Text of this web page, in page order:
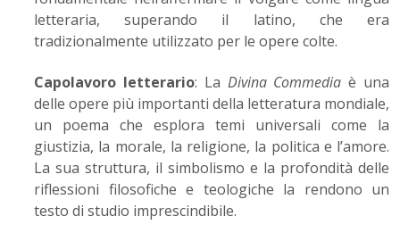
letteraria, superando il latino, che era
tradizionalmente utilizzato per le opere colte.
Capolavoro letterario: La Divina Commedia è una
delle opere più importanti della letteratura mondiale,
un poema che esplora temi universali come la
giustizia, la morale, la religione, la politica e l’amore.
La sua struttura, il simbolismo e la profondità delle
riflessioni filosofiche e teologiche la rendono un
testo di studio imprescindibile.